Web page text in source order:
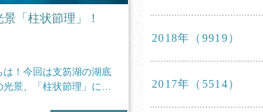
「柱状節理」！
は！今回は支笏湖の湖底
景、「柱状節理」につ
2018年（9919）
2017年（5514）